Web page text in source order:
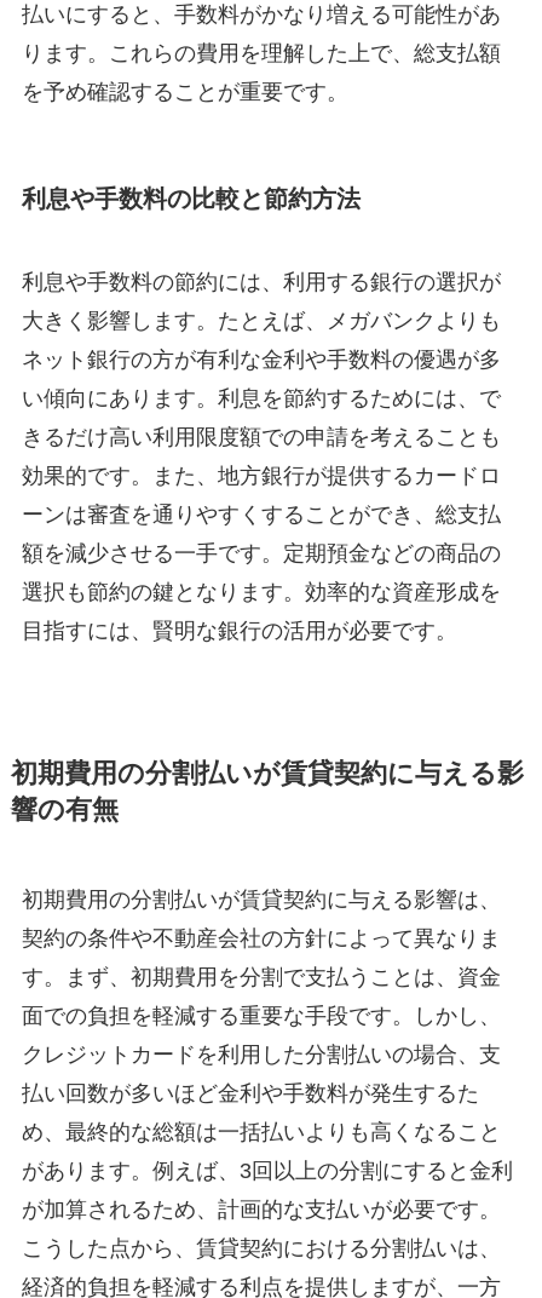
払いにすると、手数料がかなり増える可能性があ
ります。これらの費用を理解した上で、総支払額
を予め確認することが重要です。
利息や手数料の比較と節約方法
利息や手数料の節約には、利用する銀行の選択が
大きく影響します。たとえば、メガバンクよりも
ネット銀行の方が有利な金利や手数料の優遇が多
い傾向にあります。利息を節約するためには、で
きるだけ高い利用限度額での申請を考えることも
効果的です。また、地方銀行が提供するカードロ
ーンは審査を通りやすくすることができ、総支払
額を減少させる一手です。定期預金などの商品の
選択も節約の鍵となります。効率的な資産形成を
目指すには、賢明な銀行の活用が必要です。
初期費用の分割払いが賃貸契約に与える影
響の有無
初期費用の分割払いが賃貸契約に与える影響は、
契約の条件や不動産会社の方針によって異なりま
す。まず、初期費用を分割で支払うことは、資金
面での負担を軽減する重要な手段です。しかし、
クレジットカードを利用した分割払いの場合、支
払い回数が多いほど金利や手数料が発生するた
め、最終的な総額は一括払いよりも高くなること
があります。例えば、3回以上の分割にすると金利
が加算されるため、計画的な支払いが必要です。
こうした点から、賃貸契約における分割払いは、
経済的負担を軽減する利点を提供しますが、一方